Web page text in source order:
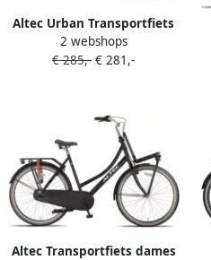
Altec Urban Transportfiets
22 Inch Meisjesfiets voor 7
tot 9 Jaar 120-140 cm
2 webshops
€ 285,- € 281,-
Altec Transportfiets dames